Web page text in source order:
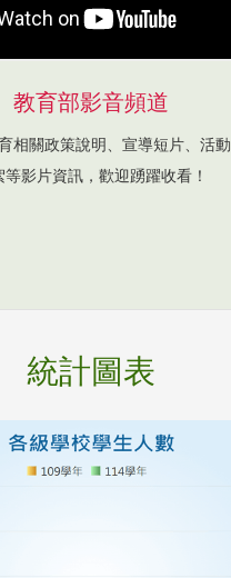
教育部影音頻道
相關政策說明、宣導短片、活動
等影片資訊，歡迎踴躍收看！
統計圖表